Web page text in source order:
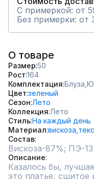
С примеркой: от
Без примерки: от
О товаре
Размер 50
Рост 164
Комплектация Блуза,
Цвет зеленый
Сезон Лето
Коллекция Лето
СтильНа каждый день
Материал вискоза,
Состав
Вискоза-87%; ПЭ-
Описание
Казалось бы,
это платье, сшитое